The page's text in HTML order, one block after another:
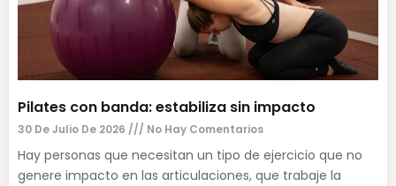
Pilates con banda: estabiliza sin impacto
30 De Julio De 2026 No Hay Comentarios
Hay personas que necesitan un tipo de ejercicio que no
genere impacto en las articulaciones, que trabaje la